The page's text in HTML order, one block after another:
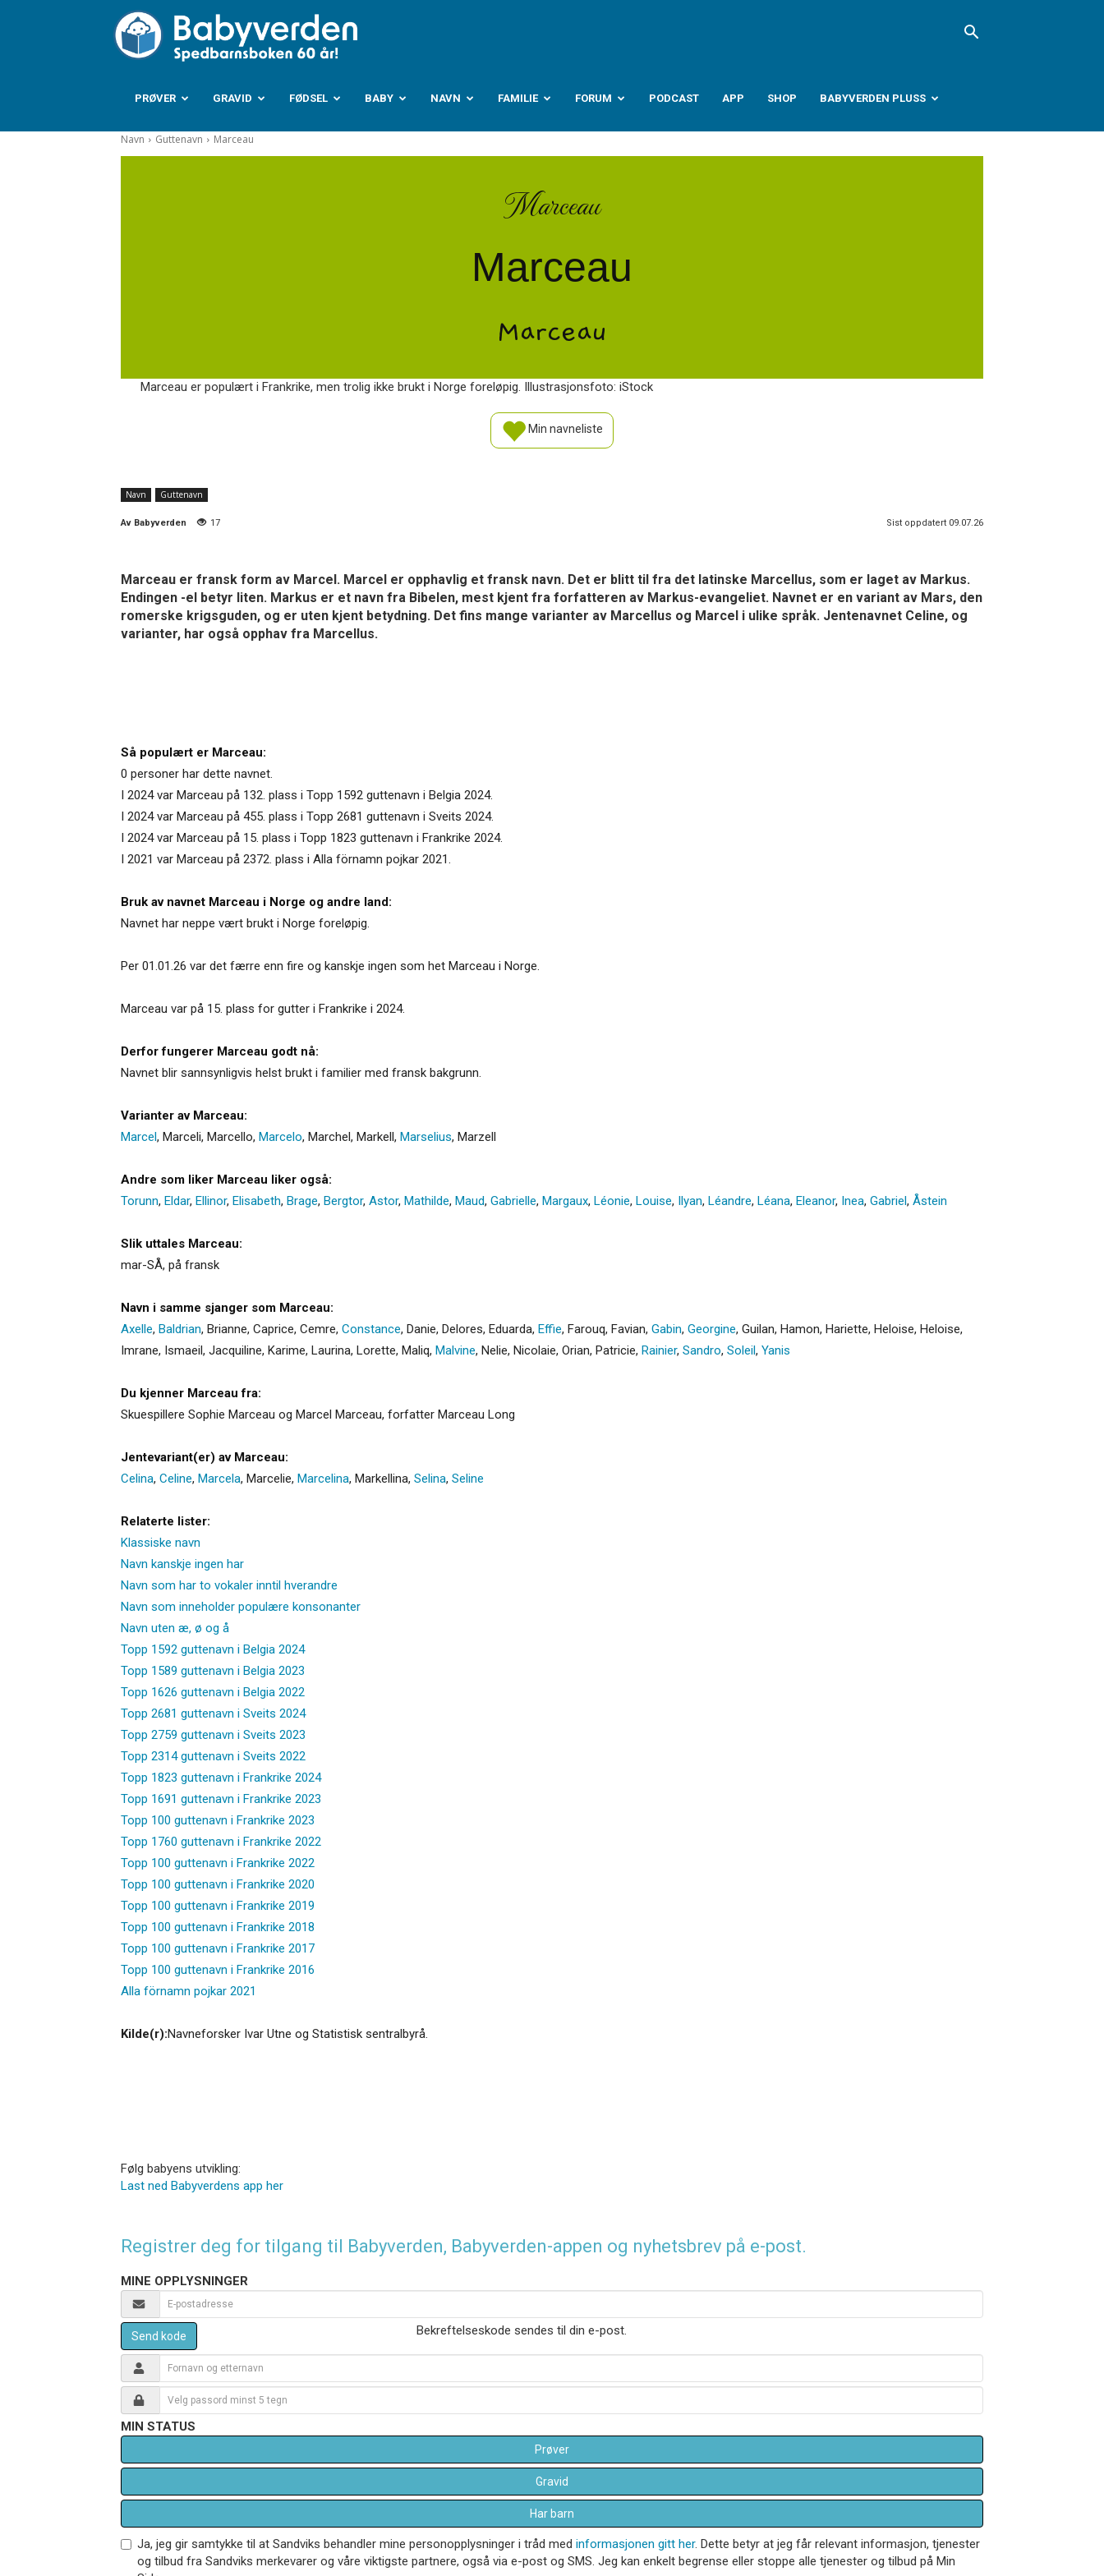
Babyverden.no
PRØVER GRAVID FØDSEL BABY NAVN FAMILIE FORUM PODCAST APP SHOP BABYVERDEN PLUSS
Navn Guttenavn Marceau
Marceau
Marceau
Marceau
Marceau er populært i Frankrike, men trolig ikke brukt i Norge foreløpig. Illustrasjonsfoto: iStock
Min navneliste
Navn Guttenavn
Av Babyverden 17 Sist oppdatert 09.07.26
Marceau er fransk form av Marcel. Marcel er opphavlig et fransk navn. Det er blitt til fra det latinske Marcellus, som er laget av Markus.
Endingen -el betyr liten. Markus er et navn fra Bibelen, mest kjent fra forfatteren av Markus-evangeliet. Navnet er en variant av Mars, den
romerske krigsguden, og er uten kjent betydning. Det fins mange varianter av Marcellus og Marcel i ulike språk. Jentenavnet Celine, og
varianter, har også opphav fra Marcellus.
Så populært er Marceau:
0 personer har dette navnet.
I 2024 var Marceau på 132. plass i Topp 1592 guttenavn i Belgia 2024.
I 2024 var Marceau på 455. plass i Topp 2681 guttenavn i Sveits 2024.
I 2024 var Marceau på 15. plass i Topp 1823 guttenavn i Frankrike 2024.
I 2021 var Marceau på 2372. plass i Alla förnamn pojkar 2021.
Bruk av navnet Marceau i Norge og andre land:
Navnet har neppe vært brukt i Norge foreløpig.
Per 01.01.26 var det færre enn fire og kanskje ingen som het Marceau i Norge.
Marceau var på 15. plass for gutter i Frankrike i 2024.
Derfor fungerer Marceau godt nå:
Navnet blir sannsynligvis helst brukt i familier med fransk bakgrunn.
Varianter av Marceau:
Marcel, Marceli, Marcello, Marcelo, Marchel, Markell, Marselius, Marzell
Andre som liker Marceau liker også:
Torunn, Eldar, Ellinor, Elisabeth, Brage, Bergtor, Astor, Mathilde, Maud, Gabrielle, Margaux, Léonie, Louise, Ilyan, Léandre, Léana, Eleanor, Inea, Gabriel, Åstein
Slik uttales Marceau:
mar-SÅ, på fransk
Navn i samme sjanger som Marceau:
Axelle, Baldrian, Brianne, Caprice, Cemre, Constance, Danie, Delores, Eduarda, Effie, Farouq, Favian, Gabin, Georgine, Guilan, Hamon, Hariette, Heloise, Heloise,
Imrane, Ismaeil, Jacquiline, Karime, Laurina, Lorette, Maliq, Malvine, Nelie, Nicolaie, Orian, Patricie, Rainier, Sandro, Soleil, Yanis
Du kjenner Marceau fra:
Skuespillere Sophie Marceau og Marcel Marceau, forfatter Marceau Long
Jentevariant(er) av Marceau:
Celina, Celine, Marcela, Marcelie, Marcelina, Markellina, Selina, Seline
Relaterte lister:
Klassiske navn
Navn kanskje ingen har
Navn som har to vokaler inntil hverandre
Navn som inneholder populære konsonanter
Navn uten æ, ø og å
Topp 1592 guttenavn i Belgia 2024
Topp 1589 guttenavn i Belgia 2023
Topp 1626 guttenavn i Belgia 2022
Topp 2681 guttenavn i Sveits 2024
Topp 2759 guttenavn i Sveits 2023
Topp 2314 guttenavn i Sveits 2022
Topp 1823 guttenavn i Frankrike 2024
Topp 1691 guttenavn i Frankrike 2023
Topp 100 guttenavn i Frankrike 2023
Topp 1760 guttenavn i Frankrike 2022
Topp 100 guttenavn i Frankrike 2022
Topp 100 guttenavn i Frankrike 2020
Topp 100 guttenavn i Frankrike 2019
Topp 100 guttenavn i Frankrike 2018
Topp 100 guttenavn i Frankrike 2017
Topp 100 guttenavn i Frankrike 2016
Alla förnamn pojkar 2021
Kilde(r):Navneforsker Ivar Utne og Statistisk sentralbyrå.
Følg babyens utvikling:
Last ned Babyverdens app her
Registrer deg for tilgang til Babyverden, Babyverden-appen og nyhetsbrev på e-post.
MINE OPPLYSNINGER
Send kode Bekreftelseskode sendes til din e-post.
MIN STATUS
Prøver
Gravid
Har barn
Ja, jeg gir samtykke til at Sandviks behandler mine personopplysninger i tråd med informasjonen gitt her. Dette betyr at jeg får relevant informasjon, tjenester
og tilbud fra Sandviks merkevarer og våre viktigste partnere, også via e-post og SMS. Jeg kan enkelt begrense eller stoppe alle tjenester og tilbud på Min